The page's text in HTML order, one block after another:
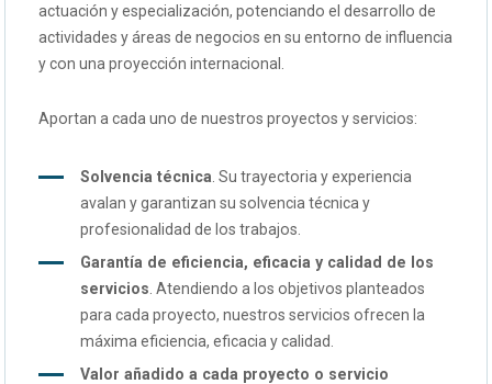
actuación y especialización, potenciando el desarrollo de
actividades y áreas de negocios en su entorno de influencia
y con una proyección internacional.
Aportan a cada uno de nuestros proyectos y servicios:
Solvencia técnica . Su trayectoria y experiencia
avalan y garantizan su solvencia técnica y
profesionalidad de los trabajos.
Garantía de eficiencia, eficacia y calidad de los
servicios . Atendiendo a los objetivos planteados
para cada proyecto, nuestros servicios ofrecen la
máxima eficiencia, eficacia y calidad.
Valor añadido a cada proyecto o servicio